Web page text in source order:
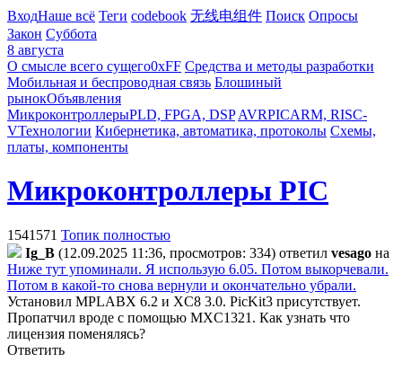
ВходНаше всё Теги codebook 无线电组件 Поиск Опросы
Закон Суббота
8 августа
О смысле всего сущего0xFF Средства и методы разработки
Мобильная и беспроводная связь Блошиный
рынокОбъявления
МикроконтроллерыPLD, FPGA, DSP AVRPICARM, RISC-
VТехнологии Кибернетика, автоматика, протоколы Схемы,
платы, компоненты
Микроконтроллеры PIC
1541571 Топик полностью
Ig_B (12.09.2025 11:36, просмотров: 334) ответил vesago на
Ниже тут упоминали. Я использую 6.05. Потом выкорчевали.
Потом в какой-то снова вернули и окончательно убрали.
Установил MPLABX 6.2 и XC8 3.0. PicKit3 присутствует.
Пропатчил вроде с помощью MXC1321. Как узнать что
лицензия поменялясь?
Ответить